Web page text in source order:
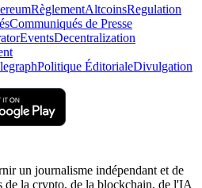
RèglementAltcoinsRegulation
Communiqués de Presse
EventsDecentralization
Politique ÉditorialeDivulgation
un journalisme indépendant et de
de la crypto, de la blockchain, de l'IA